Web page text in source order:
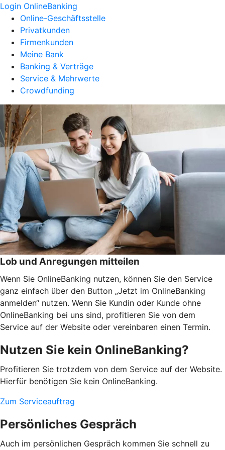
Login OnlineBanking
Online-Geschäftsstelle
Privatkunden
Firmenkunden
Meine Bank
Banking & Verträge
Service & Mehrwerte
Crowdfunding
Lob und Anregungen mitteilen
Wenn Sie OnlineBanking nutzen, können Sie den Service
ganz einfach über den Button „Jetzt im OnlineBanking
anmelden“ nutzen. Wenn Sie Kundin oder Kunde ohne
OnlineBanking bei uns sind, profitieren Sie von dem
Service auf der Website oder vereinbaren einen Termin.
Nutzen Sie kein OnlineBanking?
Profitieren Sie trotzdem von dem Service auf der Website.
Hierfür benötigen Sie kein OnlineBanking.
Zum Serviceauftrag
Persönliches Gespräch
Auch im persönlichen Gespräch kommen Sie schnell zu